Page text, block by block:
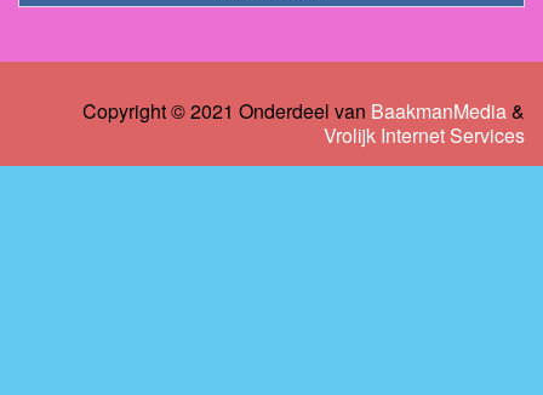
Copyright © 2021 Onderdeel van BaakmanMedia&
Vrolijk Internet Services